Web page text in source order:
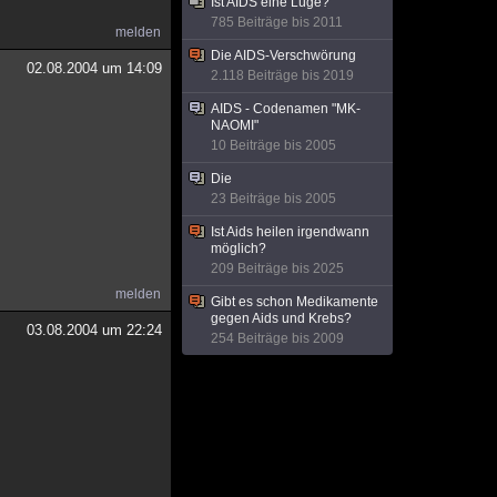
melden
02.08.2004 um 14:09
melden
03.08.2004 um 22:24
785 Beiträge bis 2011
Die AIDS-Verschwörung
2.118 Beiträge bis 2019
AIDS - Codenamen "MK-
NAOMI"
10 Beiträge bis 2005
Die
23 Beiträge bis 2005
Ist Aids heilen irgendwann
möglich?
209 Beiträge bis 2025
Gibt es schon Medikamente
gegen Aids und Krebs?
254 Beiträge bis 2009